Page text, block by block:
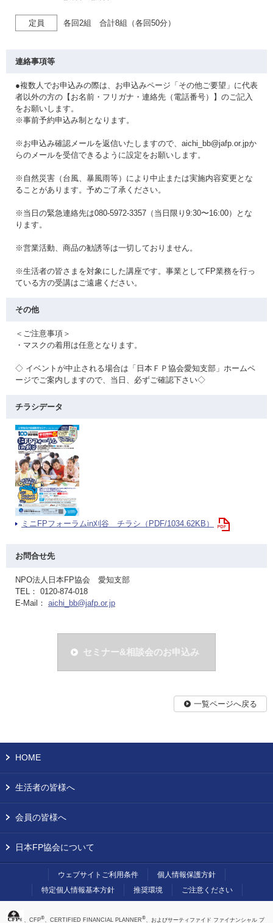
定員 各回2組 合計8組（各回50分）
連絡事項等
●複数人でお申込みの際は、お申込みページ「その他ご要望」に代表
者以外の方の【お名前・フリガナ・連絡先（電話番号）】のご記入
をお願いします。
※事前予約申込み制となります。
※お申込み確認メールを返信いたしますので、aichi_bb@jafp.or.jpか
らのメールを受信できるように設定をお願いします。
※自然災害（台風、暴風雨等）により中止または実施内容変更とな
ることがあります。予めご了承ください。
※当日の緊急連絡先は080-5972-3357（当日限り9:30〜16:00）とな
ります。
※営業活動、商品の勧誘等は一切しておりません。
※生活者の皆さまを対象にした講座です。事業としてFP業務を行っ
ている方の受講はご遠慮ください。
その他
＜ご注意事項＞
・マスクの着用は任意となります。
◇ イベントが中止される場合は「日本ＦＰ協会愛知支部」ホームペ
ージでご案内しますので、当日、必ずご確認下さい◇
チラシデータ
ミニFPフォーラムin刈谷 チラシ（PDF/1034.62KB）
お問合せ先
NPO法人日本FP協会 愛知支部
TEL： 0120-874-018
E-Mail： aichi_bb@jafp.or.jp
セミナー&相談会のお申込み
一覧ページへ戻る
HOME
生活者の皆様へ
会員の皆様へ
日本FP協会について
ウェブサイトご利用条件
個人情報保護方針
特定個人情報基本方針
推奨環境 ご注意ください
、CFP® 、CERTIFIED FINANCIAL PLANNER® 、およびサーティファイド ファイナンシャル プ